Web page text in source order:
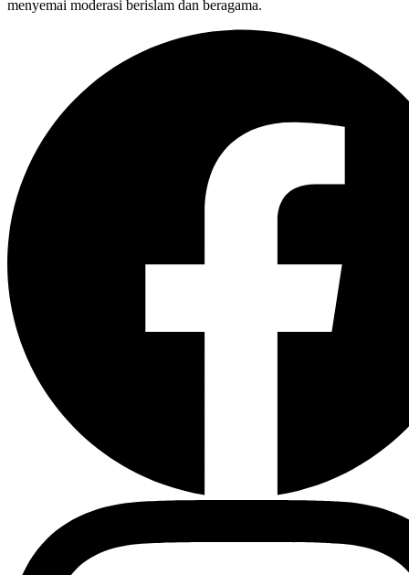
menyemai moderasi berislam dan beragama.